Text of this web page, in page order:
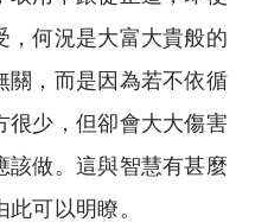
，何況是大富大貴般的
關，而是因為若不依循
很少，但卻會大大傷害
該做。這與智慧有甚麼
可以明瞭。